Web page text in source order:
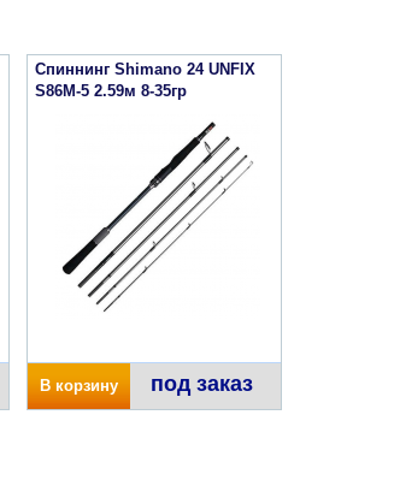
Спиннинг Shimano 24 UNFIX
S86M-5 2.59м 8-35гр
В корзину под заказ